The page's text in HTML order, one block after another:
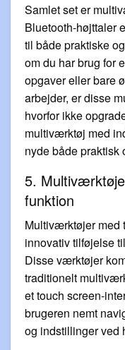
Samlet set er
Bluetooth-højttaler
til både praktiske
om du har brug for
opgaver eller bare
arbejder, er disse
hvorfor ikke
multiværktøj med
nyde både
5.
funktion
Multiværktøjer med
innovativ tilføjelse
Disse værktøjer
traditionelt
et touch screen-
brugeren nemt
og indstillinger ved